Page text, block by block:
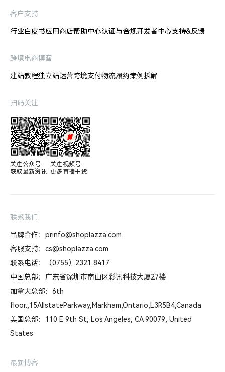
客户支持
行业白皮书应用商店帮助中心认证与合规开发者中心支持&反馈
跨境电商博客
建站教程独立站运营跨境支付物流履约案例拆解
扫码关注
关注公众号
获取最新资讯
关注视频号
更多直播干货
联系我们
品牌合作：prinfo@shoplazza.com
客服支持：cs@shoplazza.com
联系电话：（0755）2321 8417
中国总部：广东省深圳市南山区彩讯科技大厦27楼
加拿大总部：6th
floor.,15AllstateParkway,Markham,Ontario,L3R5B4,Canada
美国总部：110 E 9th St, Los Angeles, CA 90079, United
States
最新博客